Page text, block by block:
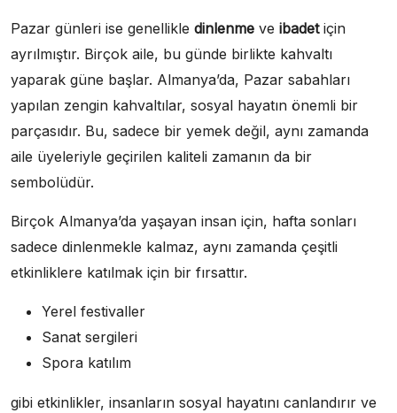
Pazar günleri ise genellikle dinlenme ve ibadetiçin
ayrılmıştır. Birçok aile, bu günde birlikte kahvaltı
yaparak güne başlar. Almanya’da, Pazar sabahları
yapılan zengin kahvaltılar, sosyal hayatın önemli bir
parçasıdır. Bu, sadece bir yemek değil, aynı zamanda
aile üyeleriyle geçirilen kaliteli zamanın da bir
sembolüdür.
Birçok Almanya’da yaşayan insan için, hafta sonları
sadece dinlenmekle kalmaz, aynı zamanda çeşitli
etkinliklere katılmak için bir fırsattır.
Yerel festivaller
Sanat sergileri
Spora katılım
gibi etkinlikler, insanların sosyal hayatını canlandırır ve